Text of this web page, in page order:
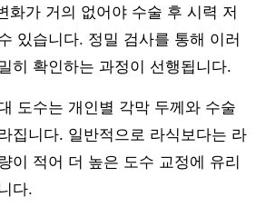
화가 거의 없어야 수술 후 시력 저
있습니다. 정밀 검사를 통해 이러
히 확인하는 과정이 선행됩니다.
도수는 개인별 각막 두께와 수술
집니다. 일반적으로 라식보다는 라
이 적어 더 높은 도수 교정에 유리
다.